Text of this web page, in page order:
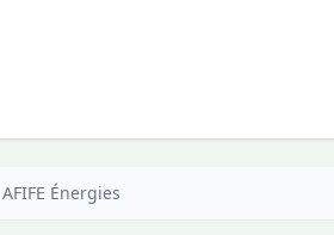
AFIFE Énergies